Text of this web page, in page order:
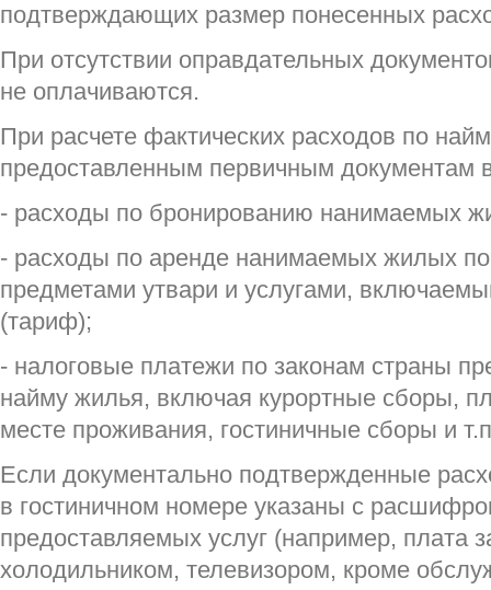
подтверждающих размер понесенных
При отсутствии оправдательных
не оплачиваются.
При расчете фактических расходов по
предоставленным первичным документам
- расходы по бронированию нанимаемых
- расходы по аренде нанимаемых жилых
предметами утвари и услугами,
(тариф);
- налоговые платежи по законам страны
найму жилья, включая курортные сборы,
месте проживания, гостиничные сборы и
Если документально подтвержденные
в гостиничном номере указаны с
предоставляемых услуг (например, плата
холодильником, телевизором, кроме